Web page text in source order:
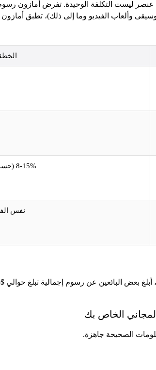
8-15% (حسب الفئة)
نفس
الخاص بك